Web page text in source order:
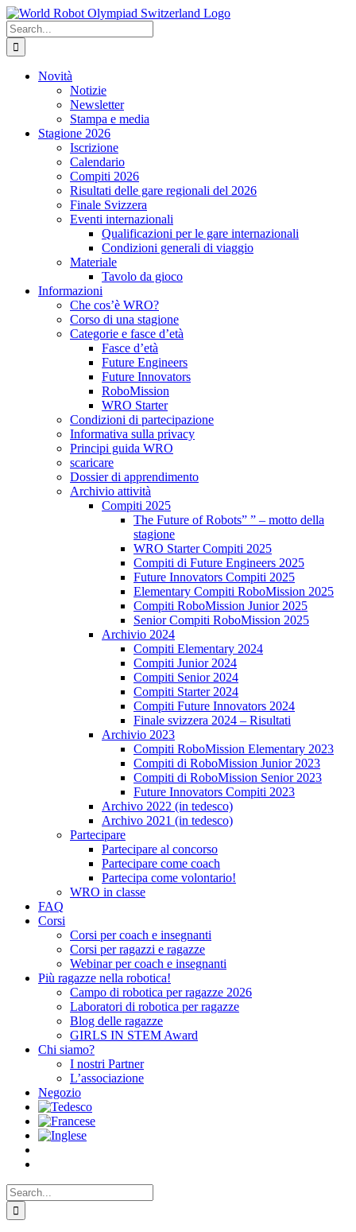
Skip
to
content
Search
for:
Novità
Notizie
Newsletter
Stampa e media
Stagione 2026
Iscrizione
Calendario
Compiti 2026
Risultati delle gare regionali del 2026
Finale Svizzera
Eventi internazionali
Qualificazioni per le gare internazionali
Condizioni generali di viaggio
Materiale
Tavolo da gioco
Informazioni
Che cos’è WRO?
Corso di una stagione
Categorie e fasce d’età
Fasce d’età
Future Engineers
Future Innovators
RoboMission
WRO Starter
Condizioni di partecipazione
Informativa sulla privacy
Principi guida WRO
scaricare
Dossier di apprendimento
Archivio attività
Compiti 2025
The Future of Robots” ” – motto della
stagione
WRO Starter Compiti 2025
Compiti di Future Engineers 2025
Future Innovators Compiti 2025
Elementary Compiti RoboMission 2025
Compiti RoboMission Junior 2025
Senior Compiti RoboMission 2025
Archivio 2024
Compiti Elementary 2024
Compiti Junior 2024
Compiti Senior 2024
Compiti Starter 2024
Compiti Future Innovators 2024
Finale svizzera 2024 – Risultati
Archivio 2023
Compiti RoboMission Elementary 2023
Compiti di RoboMission Junior 2023
Compiti di RoboMission Senior 2023
Future Innovators Compiti 2023
Archivo 2022 (in tedesco)
Archivo 2021 (in tedesco)
Partecipare
Partecipare al concorso
Partecipare come coach
Partecipa come volontario!
WRO in classe
FAQ
Corsi
Corsi per coach e insegnanti
Corsi per ragazzi e ragazze
Webinar per coach e insegnanti
Più ragazze nella robotica!
Campo di robotica per ragazze 2026
Laboratori di robotica per ragazze
Blog delle ragazze
GIRLS IN STEM Award
Chi siamo?
I nostri Partner
L’associazione
Negozio
Search
for: